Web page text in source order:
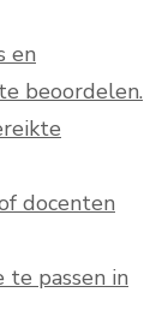
en
beoordelen.
docenten
passen in